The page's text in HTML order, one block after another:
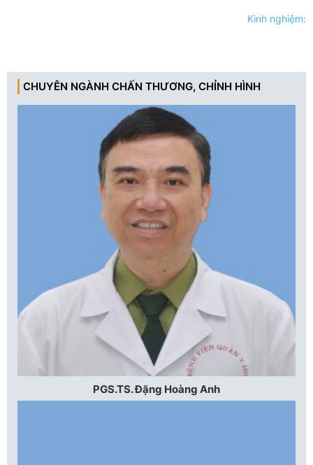
Kinh nghiệm:
CHUYÊN NGÀNH CHẤN THƯƠNG, CHỈNH HÌNH
PGS.TS. Đặng Hoàng Anh